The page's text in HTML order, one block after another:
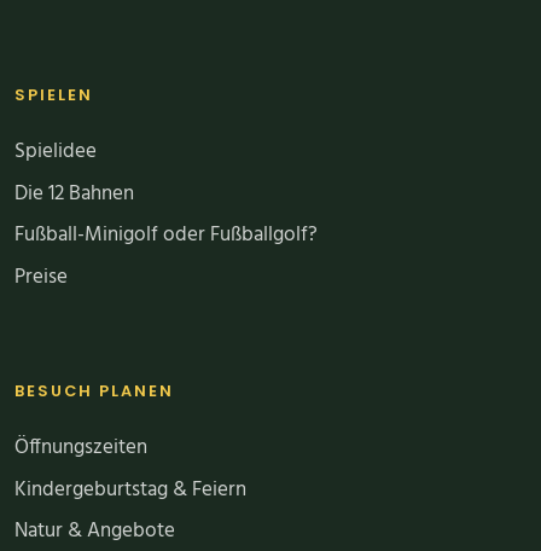
SPIELEN
Spielidee
Die 12 Bahnen
Fußball-Minigolf oder Fußballgolf?
Preise
BESUCH PLANEN
Öffnungszeiten
Kindergeburtstag & Feiern
Natur & Angebote